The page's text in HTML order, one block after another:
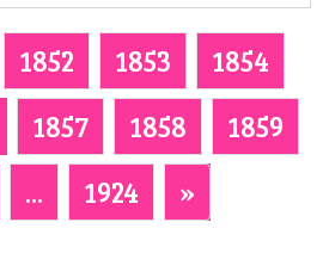
1852 1853
1854
1857 1858
1859
... 1924 »